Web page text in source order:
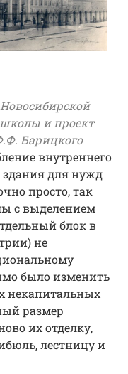
и проект
Барицкого
внутреннего
здания для нужд
просто, так
с выделением
блок в
не
было изменить
некапитальных
размер
их отделку,
лестницу и